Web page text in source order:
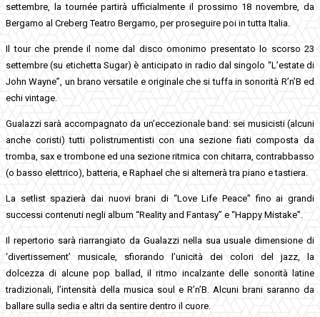
settembre, la tournée partirà ufficialmente il prossimo 18 novembre, da
Bergamo al Creberg Teatro Bergamo, per proseguire poi in tutta Italia.
Il tour che prende il nome dal disco omonimo presentato lo scorso 23
settembre (su etichetta Sugar) è anticipato in radio dal singolo “L’estate di
John Wayne”, un brano versatile e originale che si tuffa in sonorità R’n’B ed
echi vintage.
Gualazzi sarà accompagnato da un’eccezionale band: sei musicisti (alcuni
anche coristi) tutti polistrumentisti con una sezione fiati composta da
tromba, sax e trombone ed una sezione ritmica con chitarra, contrabbasso
(o basso elettrico), batteria, e Raphael che si alternerà tra piano e tastiera.
La setlist spazierà dai nuovi brani di “Love Life Peace” fino ai grandi
successi contenuti negli album “Reality and Fantasy” e “Happy Mistake”.
Il repertorio sarà riarrangiato da Gualazzi nella sua usuale dimensione di
‘divertissement’ musicale, sfiorando l’unicità dei colori del jazz, la
dolcezza di alcune pop ballad, il ritmo incalzante delle sonorità latine
tradizionali, l’intensità della musica soul e R’n’B. Alcuni brani saranno da
ballare sulla sedia e altri da sentire dentro il cuore.